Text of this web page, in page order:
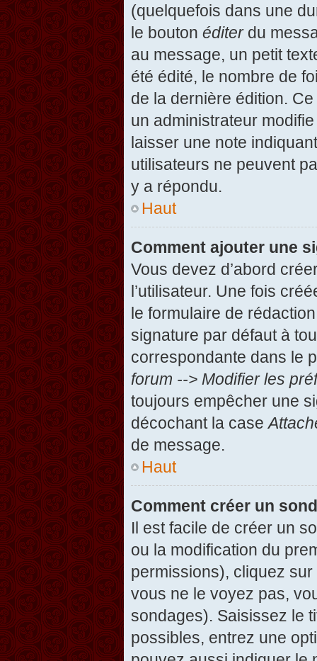
(quelquefois dans une
le bouton éditerdu
au message, un petit
été édité, le nombre de
de la dernière édition.
un administrateur
laisser une note
utilisateurs ne peuvent
y a répondu.
Haut
Comment ajouter une
Vous devez d’abord
l’utilisateur. Une fois
le formulaire de
signature par défaut à
correspondante dans le
forum --> Modifier les
toujours empêcher une
décochant la case
de message.
Haut
Comment créer un
Il est facile de créer un
ou la modification du
permissions), cliquez sur
vous ne le voyez pas,
sondages). Saisissez le
possibles, entrez une